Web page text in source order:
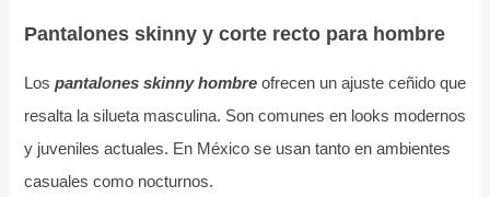
Pantalones skinny y corte recto para hombre
Los pantalones skinny hombreofrecen un ajuste ceñido que
resalta la silueta masculina. Son comunes en looks modernos
y juveniles actuales. En México se usan tanto en ambientes
casuales como nocturnos.